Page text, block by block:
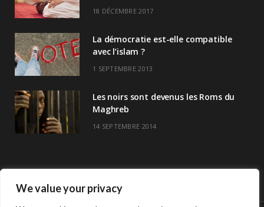
We value your privacy
18 DÉCEMBRE 2017
La démocratie est-elle compatible
avec l’islam ?
1 SEPTEMBRE 2013
Les noirs sont devenus les Roms du
Maghreb
14 SEPTEMBRE 2014